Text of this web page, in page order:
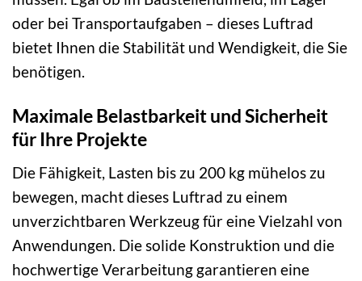
oder bei Transportaufgaben – dieses Luftrad
bietet Ihnen die Stabilität und Wendigkeit, die Sie
benötigen.
Maximale Belastbarkeit und Sicherheit
für Ihre Projekte
Die Fähigkeit, Lasten bis zu 200 kg mühelos zu
bewegen, macht dieses Luftrad zu einem
unverzichtbaren Werkzeug für eine Vielzahl von
Anwendungen. Die solide Konstruktion und die
hochwertige Verarbeitung garantieren eine